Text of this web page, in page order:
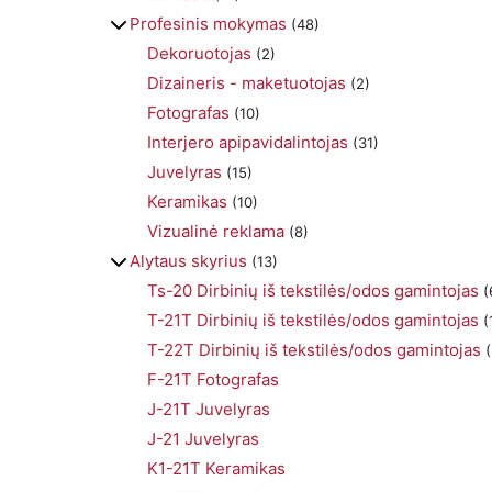
Profesinis mokymas (48)
Dekoruotojas (2)
Dizaineris - maketuotojas (2)
Fotografas (10)
Interjero apipavidalintojas (31)
Juvelyras (15)
Keramikas (10)
Vizualinė reklama (8)
Alytaus skyrius (13)
Ts-20 Dirbinių iš tekstilės/odos gamintojas
T-21T Dirbinių iš tekstilės/odos gamintojas
T-22T Dirbinių iš tekstilės/odos gamintojas
F-21T Fotografas
J-21T Juvelyras
J-21 Juvelyras
K1-21T Keramikas